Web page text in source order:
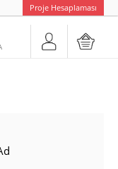
Proje Hesaplaması